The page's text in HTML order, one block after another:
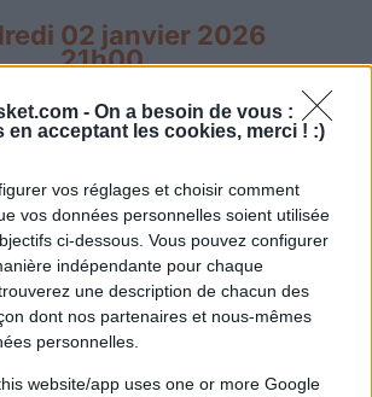
- On a besoin de vous :
en acceptant les cookies, merci ! :)
vos réglages et choisir comment
vos données personnelles soient utilisée
ci-dessous. Vous pouvez configurer
indépendante pour chaque
une description de chacun des
dont nos partenaires et nous-mêmes
personnelles.
website/app uses one or more Google
02 janvier 2026
21h00
Maccabi Tel
Aviv
match de basket entre les
Munich (équipe fondée en